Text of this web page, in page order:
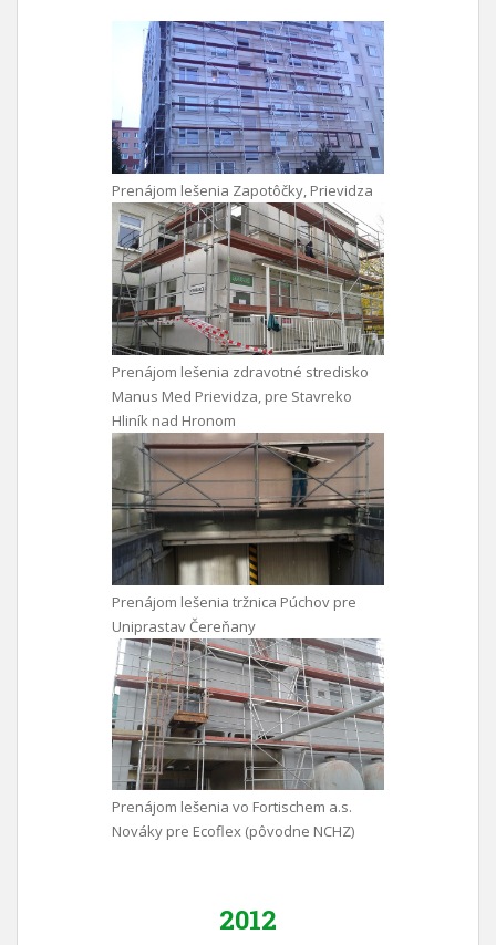
Prenájom lešenia Zapotôčky, Prievidza
Prenájom lešenia zdravotné stredisko
Manus Med Prievidza, pre Stavreko
Hliník nad Hronom
Prenájom lešenia tržnica Púchov pre
Uniprastav Čereňany
Prenájom lešenia vo Fortischem a.s.
Nováky pre Ecoflex (pôvodne NCHZ)
2012